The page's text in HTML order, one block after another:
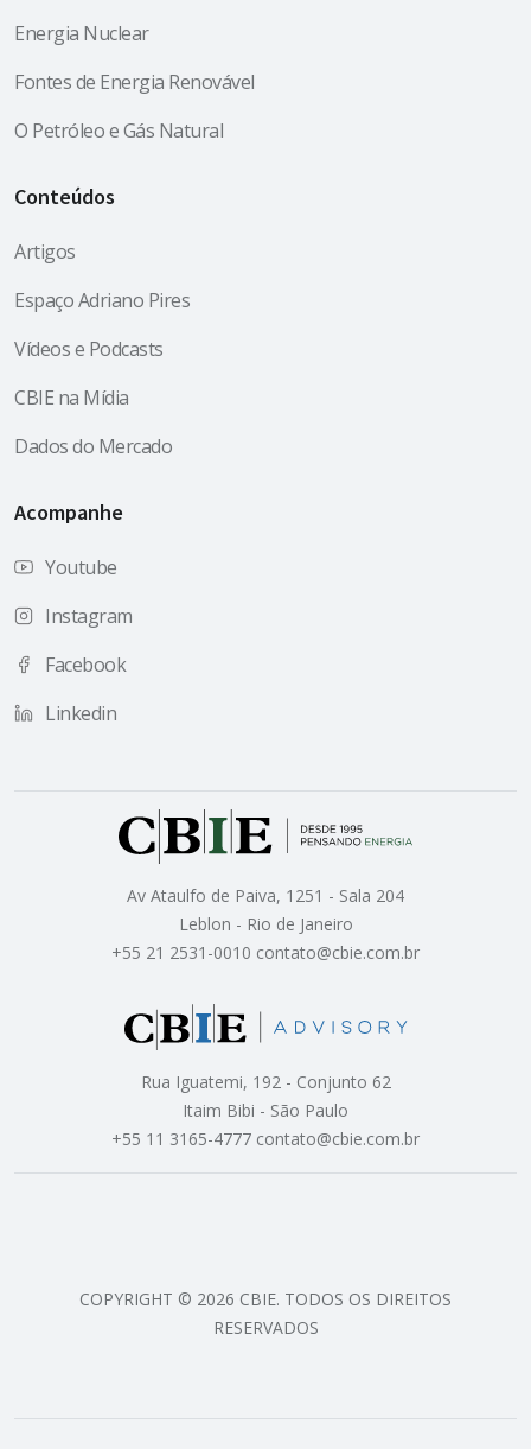
Energia Nuclear
Fontes de Energia Renovável
O Petróleo e Gás Natural
Conteúdos
Artigos
Espaço Adriano Pires
Vídeos e Podcasts
CBIE na Mídia
Dados do Mercado
Acompanhe
Youtube
Instagram
Facebook
Linkedin
Av Ataulfo de Paiva, 1251 - Sala 204
Leblon - Rio de Janeiro
+55 21 2531-0010 contato@cbie.com.br
Rua Iguatemi, 192 - Conjunto 62
Itaim Bibi - São Paulo
+55 11 3165-4777 contato@cbie.com.br
COPYRIGHT © 2026 CBIE. TODOS OS DIREITOS
RESERVADOS